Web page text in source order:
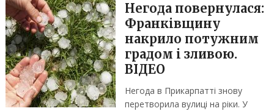
Негода повернулася:
Франківщину
накрило потужним
градом і зливою.
ВІДЕО
Негода в Прикарпатті знову
перетворила вулиці на ріки. У